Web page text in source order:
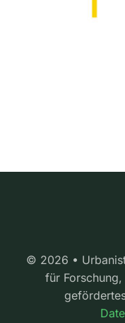
© 2026 •
für